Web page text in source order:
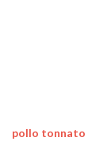
pollo tonnato